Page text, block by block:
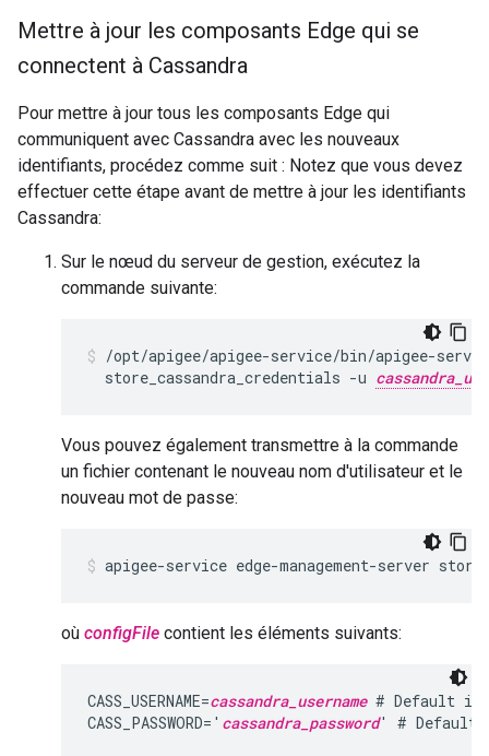
Mettre à jour les composants Edge qui se
connectent à Cassandra
Pour mettre à jour tous les composants Edge qui
communiquent avec Cassandra avec les nouveaux
identifiants, procédez comme suit : Notez que vous devez
effectuer cette étape avant de mettre à jour les identifiants
Cassandra:
Sur le nœud du serveur de gestion, exécutez la
commande suivante:
/opt/apigee/apigee-service/bin/apigee-
  store_cassandra_credentials -u
Vous pouvez également transmettre à la commande
un fichier contenant le nouveau nom d'utilisateur et le
nouveau mot de passe:
apigee-service edge-management-server
où configFile contient les éléments suivants:
CASS_USERNAME=cassandra_username # Default is
CASS_PASSWORD=' cassandra_password' # Default